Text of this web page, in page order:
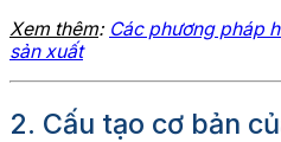
Xem thêm: Các phương pháp
sản xuất
2. Cấu tạo cơ bản